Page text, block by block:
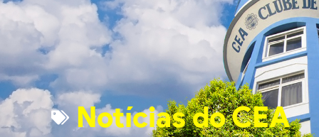
Notícias do CEA